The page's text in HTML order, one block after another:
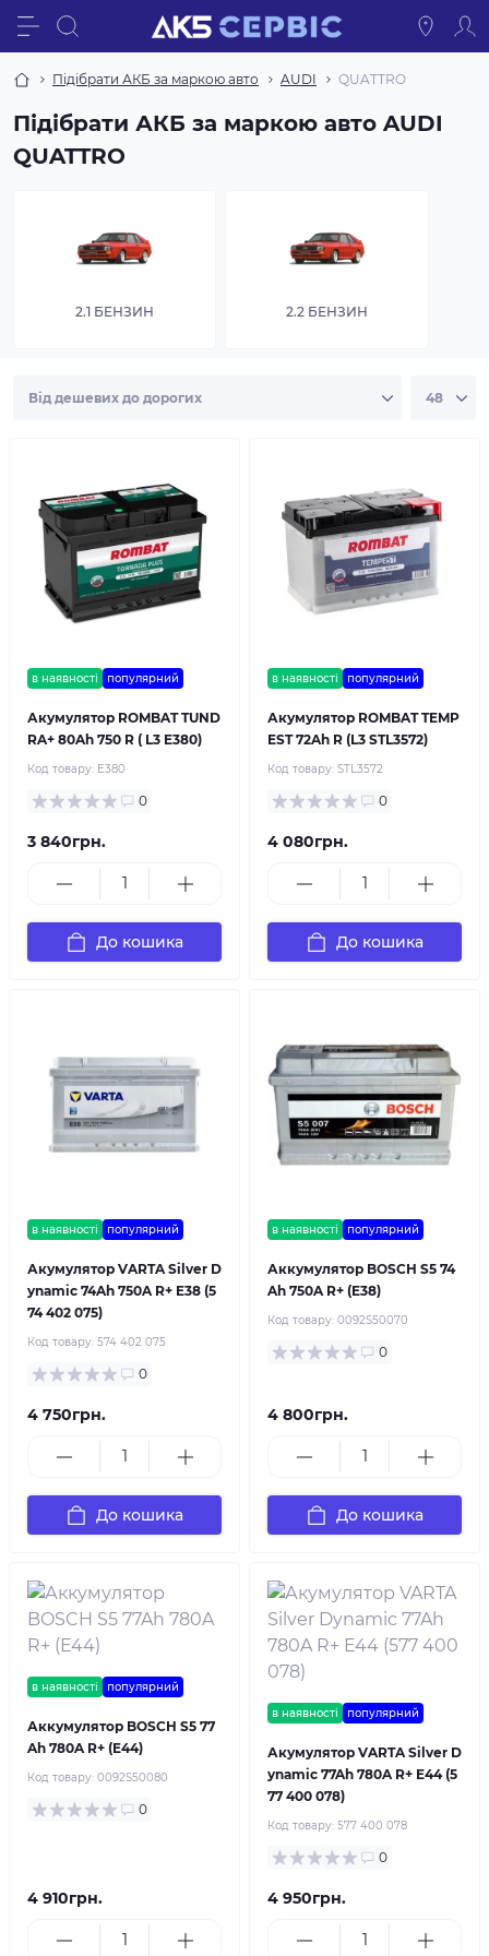
Підібрати АКБ за маркою авто AUDI QUATTRO
Підібрати АКБ за маркою авто AUDI
QUATTRO
2.1 БЕНЗИН 2.2 БЕНЗИН
в наявності популярний
Акумулятор ROMBAT TUND
RA+ 80Ah 750 R ( L3 E380)
Код товару: E380
0
3 840грн.
До кошика
в наявності популярний
Акумулятор ROMBAT TEMP
EST 72Ah R (L3 STL3572)
Код товару: STL3572
0
4 080грн.
До кошика
в наявності популярний
Акумулятор VARTA Silver D
ynamic 74Ah 750A R+ E38 (5
74 402 075)
Код товару: 574 402 075
0
4 750грн.
До кошика
в наявності популярний
Аккумулятор BOSCH S5 74
Ah 750A R+ (E38)
Код товару: 0092S50070
0
4 800грн.
До кошика
в наявності популярний
Аккумулятор BOSCH S5 77
Ah 780A R+ (E44)
Код товару: 0092S50080
0
4 910грн.
в наявності популярний
Акумулятор VARTA Silver D
ynamic 77Ah 780A R+ E44 (5
77 400 078)
Код товару: 577 400 078
0
4 950грн.